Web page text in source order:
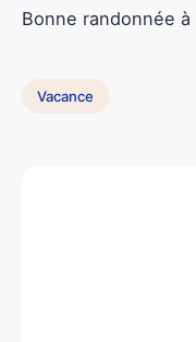
Bonne randonnée à
Vacance